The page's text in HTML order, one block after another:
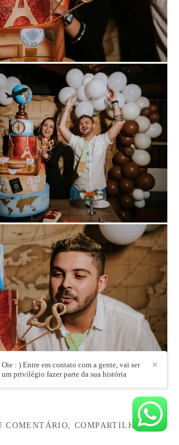
COMENTÁRIO, COMPARTILHE!
✕
Oie : ) Entre em contato com a gente, vai ser
um privilégio fazer parte da sua história